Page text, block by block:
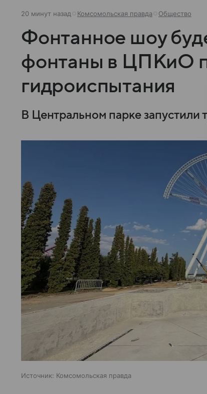
20 минут назад Комсомольская правда Общество
Фонтанное шоу
фонтаны в ЦПКиО
гидроиспытания
В Центральном парке запустили
Источник: Комсомольская правда